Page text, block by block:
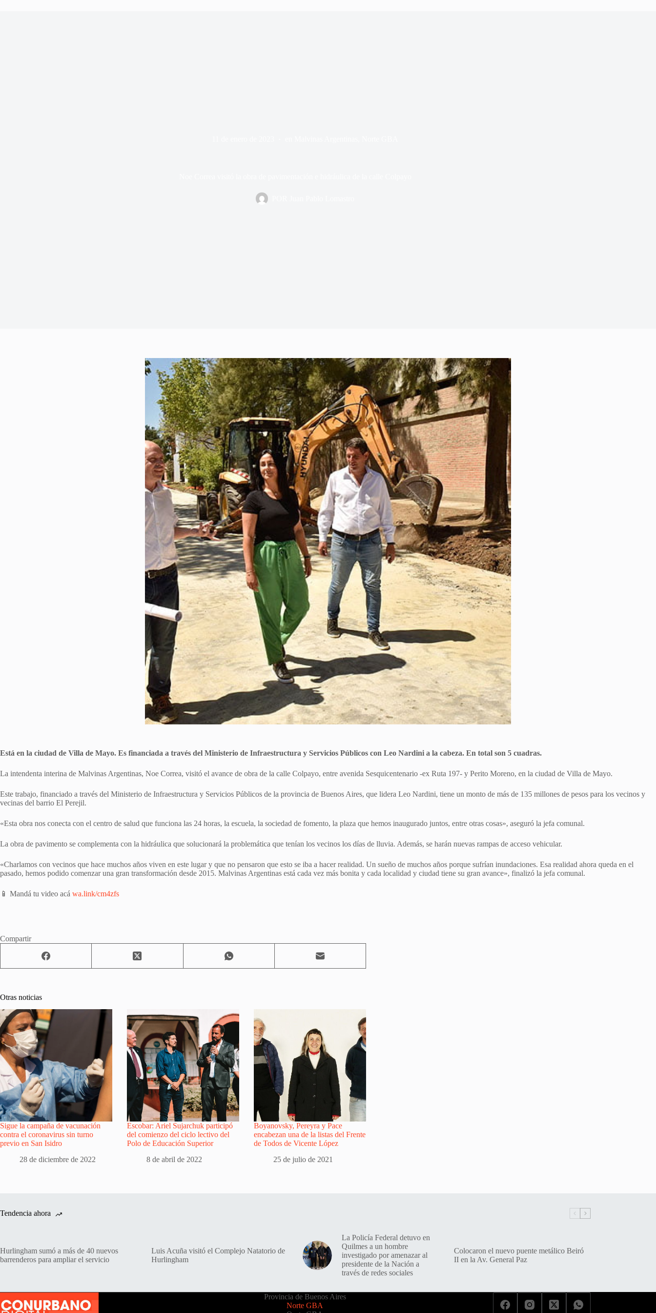
Está en la ciudad de Villa de Mayo. Es financiada a través del Ministerio de Infraestructura y Servicios Públicos con Leo Nardini a la cabeza. En total son 5 cuadras.
La intendenta interina de Malvinas Argentinas, Noe Correa, visitó el avance de obra de la calle Colpayo, entre avenida Sesquicentenario -ex Ruta 197- y Perito Moreno, en la ciudad de Villa de Mayo.
Este trabajo, financiado a través del Ministerio de Infraestructura y Servicios Públicos de la provincia de Buenos Aires, que lidera Leo Nardini, tiene un monto de más de 135 millones de pesos para los vecinos y
vecinas del barrio El Perejil.
«Esta obra nos conecta con el centro de salud que funciona las 24 horas, la escuela, la sociedad de fomento, la plaza que hemos inaugurado juntos, entre otras cosas», aseguró la jefa comunal.
La obra de pavimento se complementa con la hidráulica que solucionará la problemática que tenían los vecinos los días de lluvia. Además, se harán nuevas rampas de acceso vehicular.
«Charlamos con vecinos que hace muchos años viven en este lugar y que no pensaron que esto se iba a hacer realidad. Un sueño de muchos años porque sufrían inundaciones. Esa realidad ahora queda en el
pasado, hemos podido comenzar una gran transformación desde 2015. Malvinas Argentinas está cada vez más bonita y cada localidad y ciudad tiene su gran avance», finalizó la jefa comunal.
📱 Mandá tu video acá wa.link/cm4zfs
Compartir
Otras noticias
Sigue la campaña de vacunación
contra el coronavirus sin turno
previo en San Isidro
28 de diciembre de 2022
Escobar: Ariel Sujarchuk participó
del comienzo del ciclo lectivo del
Polo de Educación Superior
8 de abril de 2022
Boyanovsky, Pereyra y Pace
encabezan una de la listas del Frente
de Todos de Vicente López
25 de julio de 2021
Tendencia ahora
Hurlingham sumó a más de 40 nuevos
barrenderos para ampliar el servicio
Luis Acuña visitó el Complejo Natatorio de
Hurlingham
La Policía Federal detuvo en
Quilmes a un hombre
investigado por amenazar al
presidente de la Nación a
través de redes sociales
Colocaron el nuevo puente metálico Beiró
II en la Av. General Paz
Provincia de Buenos Aires
Norte GBA